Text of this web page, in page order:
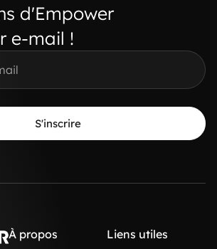
d'Empower
e-mail !
S'inscrire
À propos Liens utiles